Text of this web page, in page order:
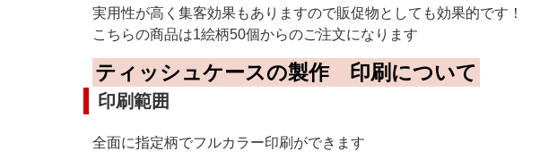
実用性が高く集客効果もありますので販促物としても効果的です！
こちらの商品は1絵柄50個からのご注文になります
ティッシュケースの製作 印刷について
印刷範囲
全面に指定柄でフルカラー印刷ができます